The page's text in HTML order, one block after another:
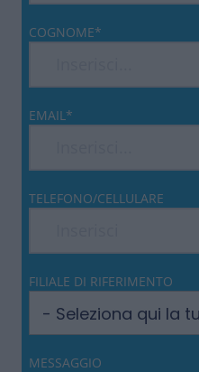
COGNOME*
EMAIL*
TELEFONO/CELLULARE
FILIALE DI RIFERIMENTO
MESSAGGIO